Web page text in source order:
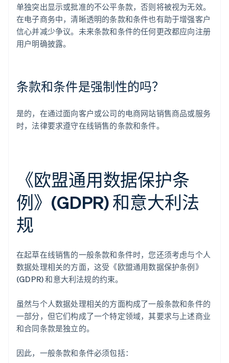
单独突出显示或批准的不公平条款，否则将被视为无效。
在电子商务中，清晰透明的条款和条件也有助于增强客户
信心并减少争议。未来条款和条件的任何更改都应向注册
用户明确披露。
条款和条件是强制性的吗？
是的，在通过面向客户或公司的电商网站销售商品或服务
时，法律要求遵守在线销售的条款和条件。
《欧盟通用数据保护条
例》(GDPR) 和意大利法
规
在起草在线销售的一般条款和条件时，您还须考虑与个人
数据处理相关的方面，这受《欧盟通用数据保护条例》
(GDPR) 和意大利法规的约束。
虽然与个人数据处理相关的方面构成了一般条款和条件的
一部分，但它们构成了一个特定领域，其要求与上述商业
和合同条款是独立的。
因此，一般条款和条件必须包括：